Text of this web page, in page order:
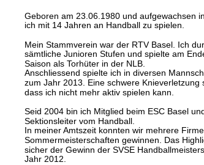
Geboren am 23.06.1980 und aufgewachsen
ich mit 14 Jahren an Handball zu spielen.
Mein Stammverein war der RTV Basel. Ich
sämtliche Junioren Stufen und spielte am
Saison als Torhüter in der NLB.
Anschliessend spielte ich in diversen
zum Jahr 2013. Eine schwere Knieverletzung
dass ich nicht mehr aktiv spielen kann.
Seid 2004 bin ich Mitglied beim ESC Basel
Sektionsleiter vom Handball.
In meiner Amtszeit konnten wir mehrere
Sommermeisterschaften gewinnen. Das
sicher der Gewinn der SVSE
Jahr 2012.